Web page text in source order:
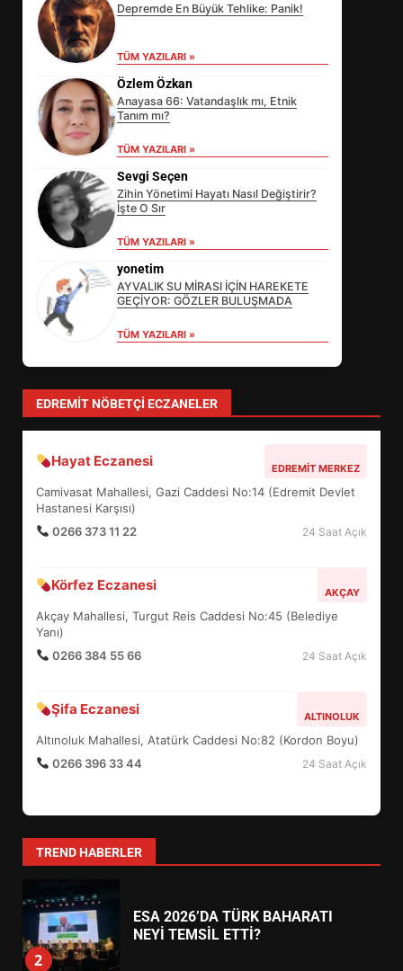
Depremde En Büyük Tehlike: Panik!
TÜM YAZILARI »
Özlem Özkan
Anayasa 66: Vatandaşlık mı, Etnik
Tanım mı?
TÜM YAZILARI »
Sevgi Seçen
Zihin Yönetimi Hayatı Nasıl Değiştirir?
İşte O Sır
TÜM YAZILARI »
yonetim
AYVALIK SU MİRASI İÇİN HAREKETE
GEÇİYOR: GÖZLER BULUŞMADA
TÜM YAZILARI »
EDREMIT NÖBETÇI ECZANELER
Hayat Eczanesi EDREMIT MERKEZ
Camivasat Mahallesi, Gazi Caddesi No:14 (Edremit Devlet
Hastanesi Karşısı)
0266 373 11 22
24 Saat Açık
Körfez Eczanesi AKÇAY
Akçay Mahallesi, Turgut Reis Caddesi No:45 (Belediye
Yanı)
0266 384 55 66
24 Saat Açık
Şifa Eczanesi ALTINOLUK
Altınoluk Mahallesi, Atatürk Caddesi No:82 (Kordon Boyu)
0266 396 33 44
24 Saat Açık
TREND HABERLER
SÜRDÜRÜLEBİLİRLİKTE NE
DEĞİŞECEK?
4
FİNALİNDE NE BAŞARDI?
5
BALIKESİR MÜZELERİNDE SÜRE
UZATILDI: NE DEĞİŞTİ?
6
TURNUVASI KAYITLARI NEYİ
7
YENİ YÖNETİM NASIL
ŞEKİLLENDİ?
1
HAREKETE GEÇİYOR: GÖZLER
2
ESA 2026’DA TÜRK BAHARATI
NEYİ TEMSİL ETTİ?